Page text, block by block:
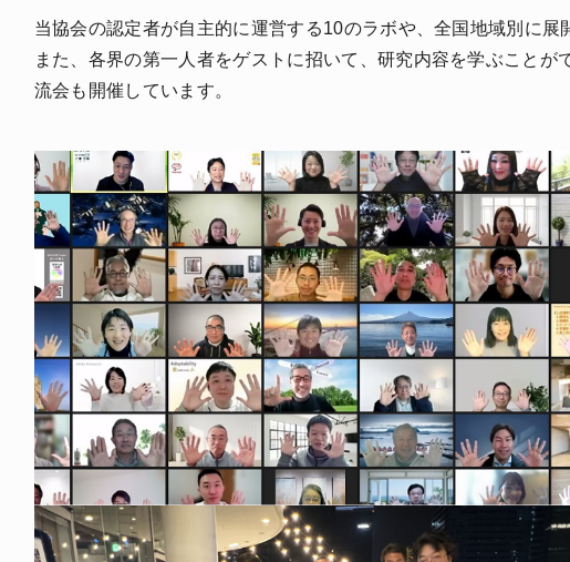
当協会の認定者が自主的に運営する10のラボや、全国地域別に
また、各界の第一人者をゲストに招いて、研究内容を学ぶこと
流会も開催しています。